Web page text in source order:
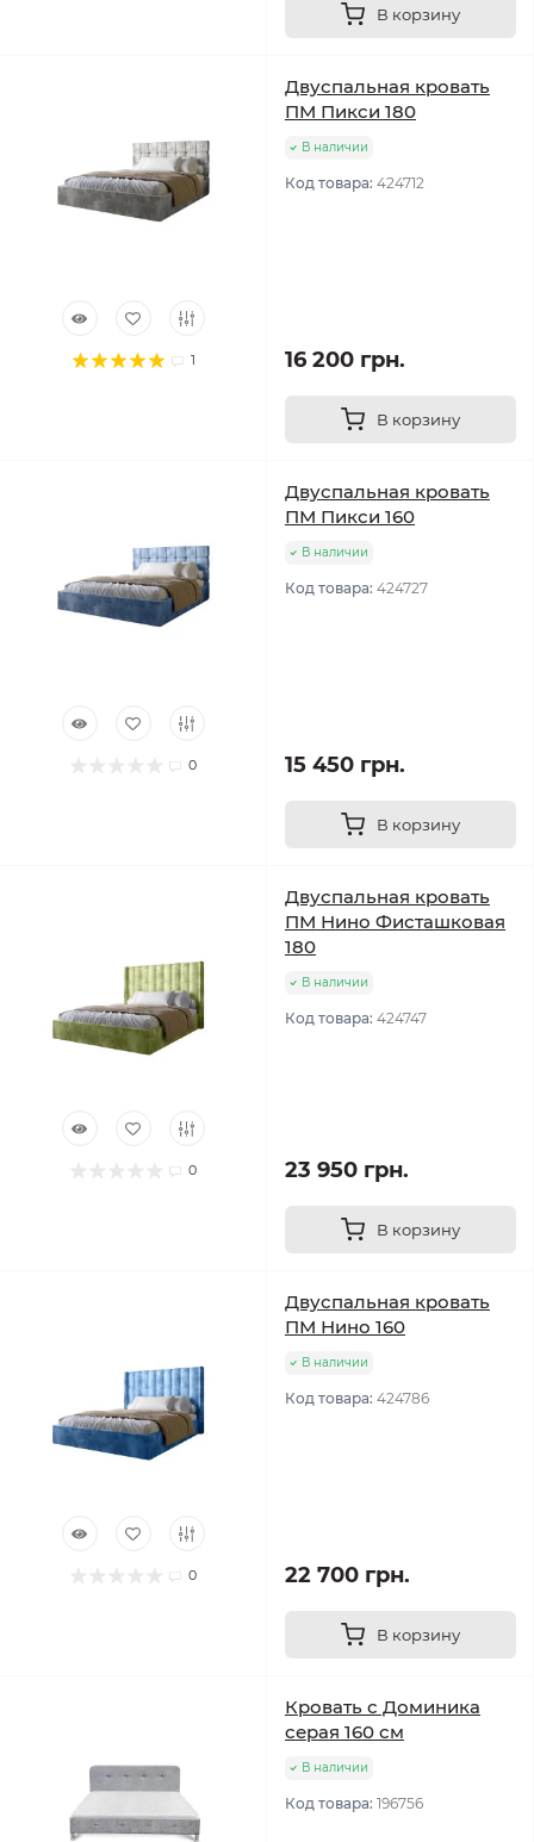
В корзину
1
Двуспальная кровать
ПМ Пикси 180
В наличии
Код товара: 424712
16 200 грн.
В корзину
0
Двуспальная кровать
ПМ Пикси 160
В наличии
Код товара: 424727
15 450 грн.
В корзину
0
Двуспальная кровать
ПМ Нино Фисташковая
180
В наличии
Код товара: 424747
23 950 грн.
В корзину
0
Двуспальная кровать
ПМ Нино 160
В наличии
Код товара: 424786
22 700 грн.
В корзину
Кровать с Доминика
серая 160 см
В наличии
Код товара: 196756